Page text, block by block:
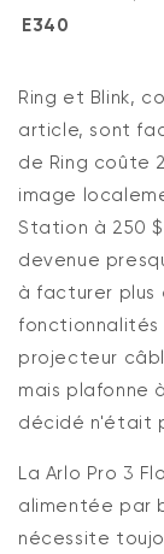
E340
Ring et Blink,
article, sont
de Ring coûte
image
Station à 250
devenue
à facturer plus
projecteur
mais plafonne
décidé n'était
La Arlo Pro 3
alimentée par
nécessite